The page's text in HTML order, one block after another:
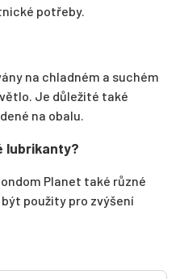
potřeby.
na chladném a suchém
Je důležité také
na obalu.
lubrikanty?
Planet také různé
použity pro zvýšení